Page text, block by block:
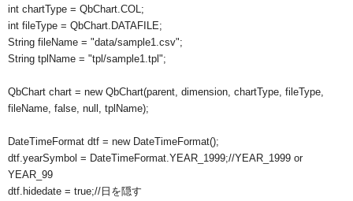
int chartType = QbChart.COL;
int fileType = QbChart.DATAFILE;
String fileName = "data/sample1.csv";
String tplName = "tpl/sample1.tpl";
QbChart chart = new QbChart(parent, dimension, chartType, fileType,
fileName, false, null, tplName);
DateTimeFormat dtf = new DateTimeFormat();
dtf.yearSymbol = DateTimeFormat.YEAR_1999;//YEAR_1999 or
YEAR_99
dtf.hidedate = true;//日を隠す